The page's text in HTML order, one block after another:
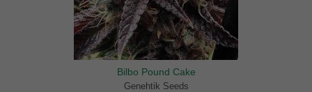
Bilbo Pound Cake
Genehtik Seeds